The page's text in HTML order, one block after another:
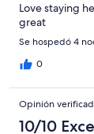
Love staying
great
Se hospedó 4
0
Opinión
10/10